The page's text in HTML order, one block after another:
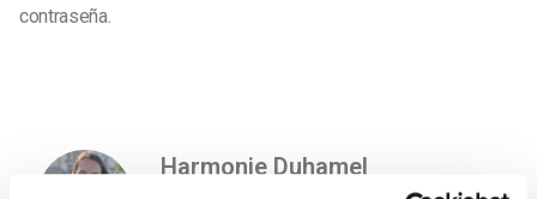
contraseña.
Harmonie Duhamel